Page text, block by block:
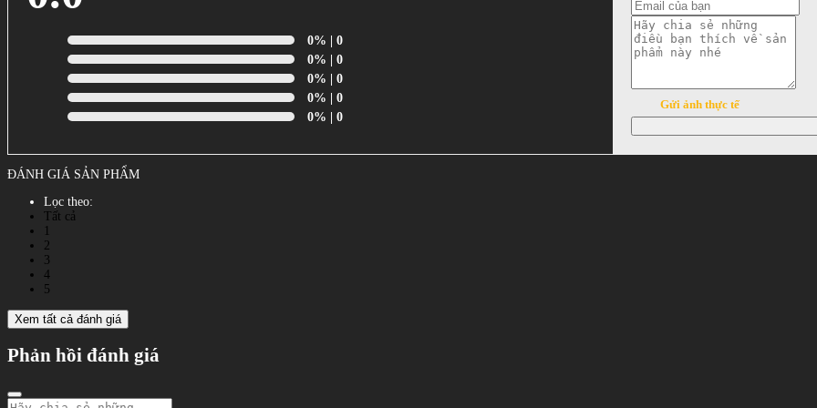
0% | 0
0% | 0
0% | 0
0% | 0
0% | 0
Gửi ảnh thực tế
ĐÁNH GIÁ SẢN PHẨM
Lọc theo:
Tất cả
2
3
4
5
Xem tất cả đánh giá
Phản hồi đánh giá